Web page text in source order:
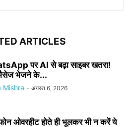
ARTICLES
पर AI से बढ़ा साइबर खतरा!
भेजने के...
Mishra - अगस्त 6, 2026
ओवरहीट होते ही भूलकर भी न करें ये